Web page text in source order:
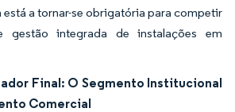
está a tornar-se obrigatória para competir
gestão integrada de instalações em
Final: O Segmento Institucional
Comercial